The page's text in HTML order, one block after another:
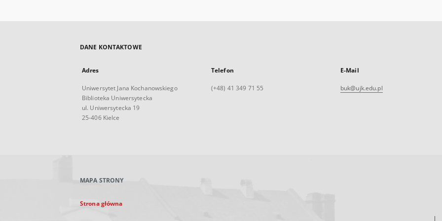
DANE KONTAKTOWE
Adres
Uniwersytet Jana Kochanowskiego
Biblioteka Uniwersytecka
ul. Uniwersytecka 19
25-406 Kielce
Telefon
(+48) 41 349 71 55
E-Mail
buk@ujk.edu.pl
MAPA STRONY
Strona główna